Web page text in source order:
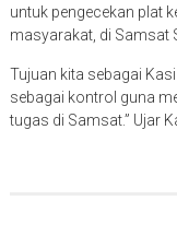
untuk pengecekan plat
masyarakat, di Samsat
Tujuan kita sebagai
sebagai kontrol guna
tugas di Samsat.” Ujar